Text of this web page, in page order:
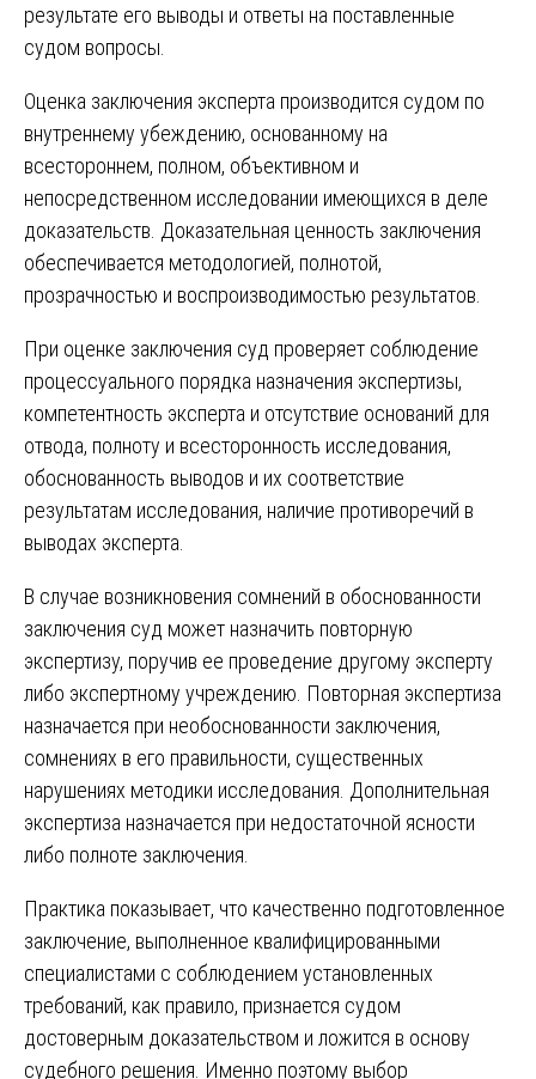
результате его выводы и ответы на поставленные
судом вопросы.
Оценка заключения эксперта производится судом по
внутреннему убеждению, основанному на
всестороннем, полном, объективном и
непосредственном исследовании имеющихся в деле
доказательств. Доказательная ценность заключения
обеспечивается методологией, полнотой,
прозрачностью и воспроизводимостью результатов.
При оценке заключения суд проверяет соблюдение
процессуального порядка назначения экспертизы,
компетентность эксперта и отсутствие оснований для
отвода, полноту и всесторонность исследования,
обоснованность выводов и их соответствие
результатам исследования, наличие противоречий в
выводах эксперта.
В случае возникновения сомнений в обоснованности
заключения суд может назначить повторную
экспертизу, поручив ее проведение другому эксперту
либо экспертному учреждению. Повторная экспертиза
назначается при необоснованности заключения,
сомнениях в его правильности, существенных
нарушениях методики исследования. Дополнительная
экспертиза назначается при недостаточной ясности
либо полноте заключения.
Практика показывает, что качественно подготовленное
заключение, выполненное квалифицированными
специалистами с соблюдением установленных
требований, как правило, признается судом
достоверным доказательством и ложится в основу
судебного решения. Именно поэтому выбор